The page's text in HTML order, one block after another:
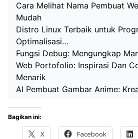
Cara Melihat Nama Pembuat
Mudah
Distro Linux Terbaik untuk
Optimalisasi…
Fungsi Debug: Mengungkap
Web Portofolio: Inspirasi Dan
Menarik
AI Pembuat Gambar Anime:
Bagikan ini:
X Facebook